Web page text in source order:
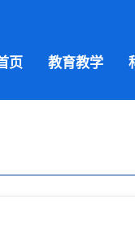
页 教育教学